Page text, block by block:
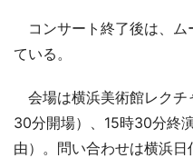
コンサート終了後は、ム
ている。
会場は横浜美術館レクチ
30分開場）、15時30分終
由）。問い合わせは横浜日